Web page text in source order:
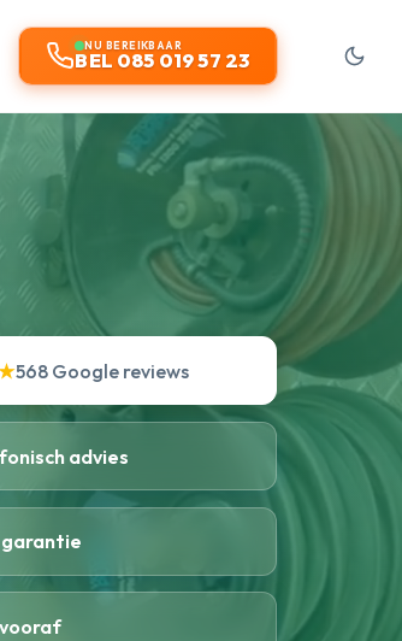
NU BEREIKBAAR
BEL 085 019 57 23
568 Google reviews
advies
garantie